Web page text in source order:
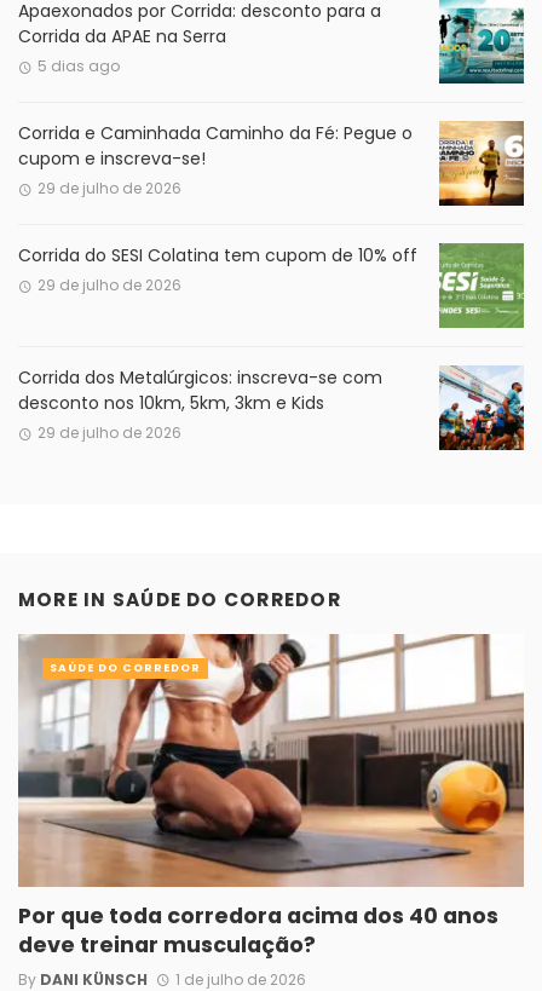
Apaexonados por Corrida: desconto para a
Corrida da APAE na Serra
5 dias ago
Corrida e Caminhada Caminho da Fé: Pegue o
cupom e inscreva-se!
29 de julho de 2026
Corrida do SESI Colatina tem cupom de 10% off
29 de julho de 2026
Corrida dos Metalúrgicos: inscreva-se com
desconto nos 10km, 5km, 3km e Kids
29 de julho de 2026
MORE IN SAÚDE DO CORREDOR
Por que toda corredora acima dos 40 anos
deve treinar musculação?
By DANI KÜNSCH 1 de julho de 2026
SAÚDE DO CORREDOR